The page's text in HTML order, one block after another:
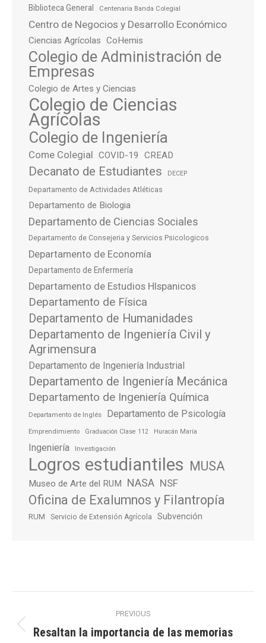
Biblioteca General Centenaria Banda Colegial
Centro de Negocios y Desarrollo Económico
Ciencias Agrícolas CoHemis
Colegio de Administración de
Empresas
Colegio de Artes y Ciencias
Colegio de Ciencias
Agrícolas
Colegio de Ingeniería
Come Colegial COVID-19 CREAD
Decanato de Estudiantes DECEP
Departamento de Actividades Atléticas
Departamento de Biologia
Departamento de Ciencias Sociales
Departamento de Consejeria y Servicios Psicologicos
Departamento de Economía
Departamento de Enfermería
Departamento de Estudios HIspanicos
Departamento de Física
Departamento de Humanidades
Departamento de Ingeniería Civil y
Agrimensura
Departamento de Ingeniería Industrial
Departamento de Ingeniería Mecánica
Departamento de Ingeniería Química
Departamento de Inglés Departamento de Psicología
Emprendimiento Graduación Clase 112 Huracán María
Ingeniería Investigación
Logros estudiantiles MUSA
Museo de Arte del RUM NASA NSF
Oficina de Exalumnos y Filantropía
RUM Servicio de Extensión Agrícola Subvención
navigation
PREVIOUS
Previous
Resaltan la importancia de las memorias